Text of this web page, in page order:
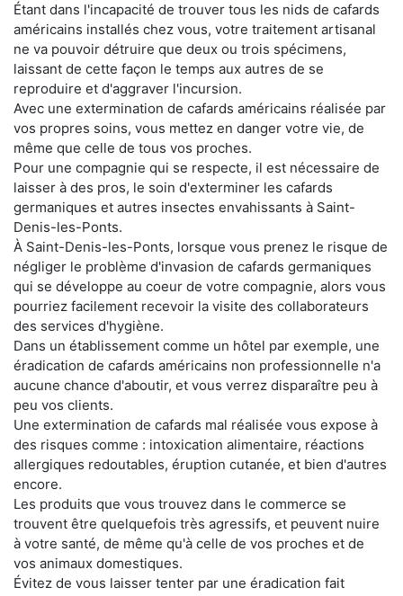
Étant dans l'incapacité de trouver tous les nids de cafards
américains installés chez vous, votre traitement artisanal
ne va pouvoir détruire que deux ou trois spécimens,
laissant de cette façon le temps aux autres de se
reproduire et d'aggraver l'incursion.
Avec une extermination de cafards américains réalisée par
vos propres soins, vous mettez en danger votre vie, de
même que celle de tous vos proches.
Pour une compagnie qui se respecte, il est nécessaire de
laisser à des pros, le soin d'exterminer les cafards
germaniques et autres insectes envahissants à Saint-
Denis-les-Ponts.
À Saint-Denis-les-Ponts, lorsque vous prenez le risque de
négliger le problème d'invasion de cafards germaniques
qui se développe au coeur de votre compagnie, alors vous
pourriez facilement recevoir la visite des collaborateurs
des services d'hygiène.
Dans un établissement comme un hôtel par exemple, une
éradication de cafards américains non professionnelle n'a
aucune chance d'aboutir, et vous verrez disparaître peu à
peu vos clients.
Une extermination de cafards mal réalisée vous expose à
des risques comme : intoxication alimentaire, réactions
allergiques redoutables, éruption cutanée, et bien d'autres
encore.
Les produits que vous trouvez dans le commerce se
trouvent être quelquefois très agressifs, et peuvent nuire
à votre santé, de même qu'à celle de vos proches et de
vos animaux domestiques.
Évitez de vous laisser tenter par une éradication fait